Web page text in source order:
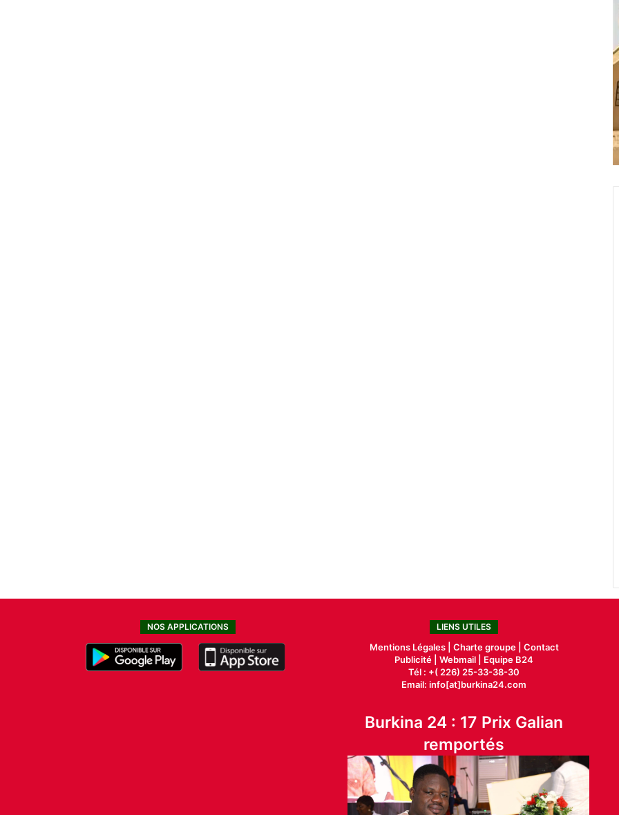
NOS APPLICATIONS LIENS UTILES
Mentions Légales | Charte groupe | Contact
Publicité |Webmail |
Equipe B24
Tél : +( 226) 25-33-38-30
Email: info[at]burkina24.com
Burkina 24 : 17 Prix Galian
remportés